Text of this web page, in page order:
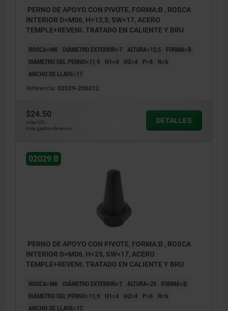
PERNO DE APOYO CON PIVOTE, FORMA:B , ROSCA
INTERIOR D=M06, H=12,5, SW=17, ACERO
TEMPLE+REVENI. TRATADO EN CALIENTE Y BRU
ROSCA=M6 DIÁMETRO EXTERIOR=7 ALTURA=12,5
FORMA=B
DIÁMETRO DEL PERNO=11,9
H1=4 H2=4 P=6
R=6
ANCHO DE LLAVE=17
Referencia: 02029-206012
$24.50
más IVA.
más gastos de envío
DETALLES
02029 B
PERNO DE APOYO CON PIVOTE, FORMA:B , ROSCA
INTERIOR D=M06, H=25, SW=17, ACERO
TEMPLE+REVENI. TRATADO EN CALIENTE Y BRU
ROSCA=M6 DIÁMETRO EXTERIOR=7 ALTURA=25
FORMA=B
DIÁMETRO DEL PERNO=11,9
H1=4 H2=4 P=6
R=6
ANCHO DE LLAVE=17